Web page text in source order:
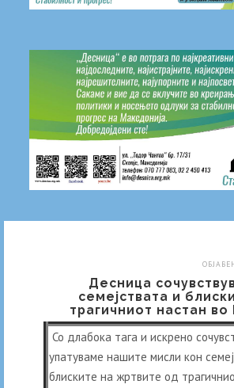
Десница
семејствата и
трагичниот настан во
Со длабока тага и искрено
упатуваме нашите мисли кон
блиските на жртвите од